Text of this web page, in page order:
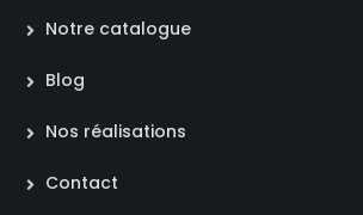
Notre catalogue
Blog
Nos réalisations
Contact